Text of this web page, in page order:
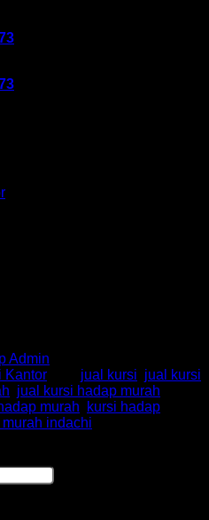
Indachi
COT Bandung
Admin
Kantor jual kursi jual kursi
jual kursi hadap murah
murah
kursi hadap
indachi